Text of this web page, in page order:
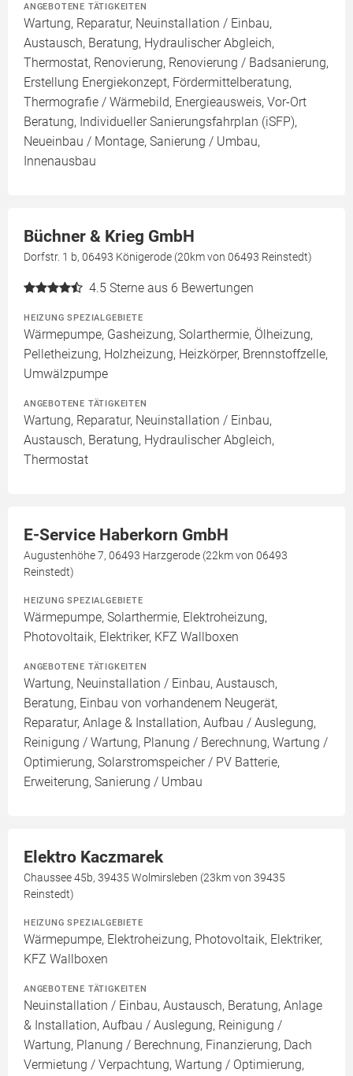
ANGEBOTENE TÄTIGKEITEN
Wartung, Reparatur, Neuinstallation / Einbau,
Austausch, Beratung, Hydraulischer Abgleich,
Thermostat, Renovierung, Renovierung / Badsanierung,
Erstellung Energiekonzept, Fördermittelberatung,
Thermografie / Wärmebild, Energieausweis, Vor-Ort
Beratung, Individueller Sanierungsfahrplan (iSFP),
Neueinbau / Montage, Sanierung / Umbau,
Innenausbau
Büchner & Krieg GmbH
Dorfstr. 1 b, 06493 Königerode (20km von 06493 Reinstedt)
4.5 Sterne aus 6 Bewertungen
HEIZUNG SPEZIALGEBIETE
Wärmepumpe, Gasheizung, Solarthermie, Ölheizung,
Pelletheizung, Holzheizung, Heizkörper, Brennstoffzelle,
Umwälzpumpe
ANGEBOTENE TÄTIGKEITEN
Wartung, Reparatur, Neuinstallation / Einbau,
Austausch, Beratung, Hydraulischer Abgleich,
Thermostat
E-Service Haberkorn GmbH
Augustenhöhe 7, 06493 Harzgerode (22km von 06493
Reinstedt)
HEIZUNG SPEZIALGEBIETE
Wärmepumpe, Solarthermie, Elektroheizung,
Photovoltaik, Elektriker, KFZ Wallboxen
ANGEBOTENE TÄTIGKEITEN
Wartung, Neuinstallation / Einbau, Austausch,
Beratung, Einbau von vorhandenem Neugerät,
Reparatur, Anlage & Installation, Aufbau / Auslegung,
Reinigung / Wartung, Planung / Berechnung, Wartung /
Optimierung, Solarstromspeicher / PV Batterie,
Erweiterung, Sanierung / Umbau
Elektro Kaczmarek
Chaussee 45b, 39435 Wolmirsleben (23km von 39435
Reinstedt)
HEIZUNG SPEZIALGEBIETE
Wärmepumpe, Elektroheizung, Photovoltaik, Elektriker,
KFZ Wallboxen
ANGEBOTENE TÄTIGKEITEN
Neuinstallation / Einbau, Austausch, Beratung, Anlage
& Installation, Aufbau / Auslegung, Reinigung /
Wartung, Planung / Berechnung, Finanzierung, Dach
Vermietung / Verpachtung, Wartung / Optimierung,